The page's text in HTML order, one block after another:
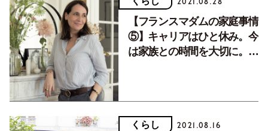
【フランスマダムの家庭事情
⑤】キャリアはひと休み。今
は家族との時間を大切に。キ
くらし 2021.08.16